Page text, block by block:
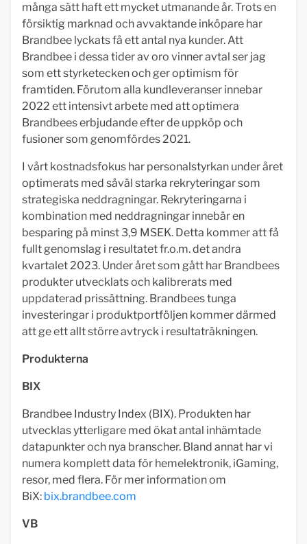
många sätt haft ett mycket utmanande år. Trots en
försiktig marknad och avvaktande inköpare har
Brandbee lyckats få ett antal nya kunder. Att
Brandbee i dessa tider av oro vinner avtal ser jag
som ett styrketecken och ger optimism för
framtiden. Förutom alla kundleveranser innebar
2022 ett intensivt arbete med att optimera
Brandbees erbjudande efter de uppköp och
fusioner som genomfördes 2021.
I vårt kostnadsfokus har personalstyrkan under året
optimerats med såväl starka rekryteringar som
strategiska neddragningar. Rekryteringarna i
kombination med neddragningar innebär en
besparing på minst 3,9 MSEK. Detta kommer att få
fullt genomslag i resultatet fr.o.m. det andra
kvartalet 2023. Under året som gått har Brandbees
produkter utvecklats och kalibrerats med
uppdaterad prissättning. Brandbees tunga
investeringar i produktportföljen kommer därmed
att ge ett allt större avtryck i resultaträkningen.
Produkterna
BIX
Brandbee Industry Index (BIX). Produkten har
utvecklas ytterligare med ökat antal inhämtade
datapunkter och nya branscher. Bland annat har vi
numera komplett data för hemelektronik, iGaming,
resor, med flera. För mer information om
BiX: bix.brandbee.com
VB